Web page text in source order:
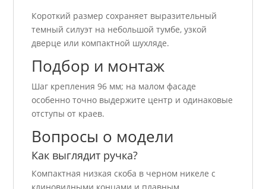
Короткий размер сохраняет выразительный
темный силуэт на небольшой тумбе, узкой
дверце или компактной шухляде.
Подбор и монтаж
Шаг крепления 96 мм; на малом фасаде
особенно точно выдержите центр и одинаковые
отступы от краев.
Вопросы о модели
Как выглядит ручка?
Компактная низкая скоба в черном никеле с
клиновидными концами и плавным